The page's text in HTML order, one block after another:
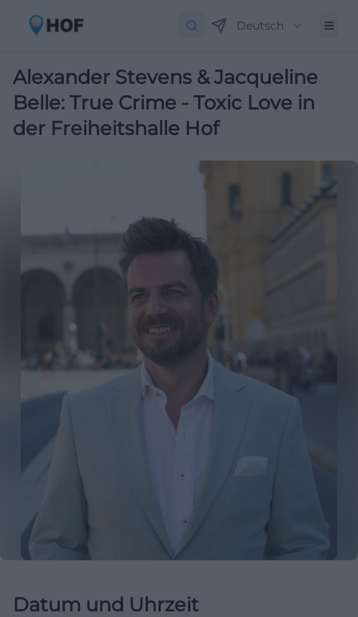
Deutsch
Alexander Stevens & Jacqueline
Belle: True Crime - Toxic Love in
der Freiheitshalle Hof
Datum und Uhrzeit